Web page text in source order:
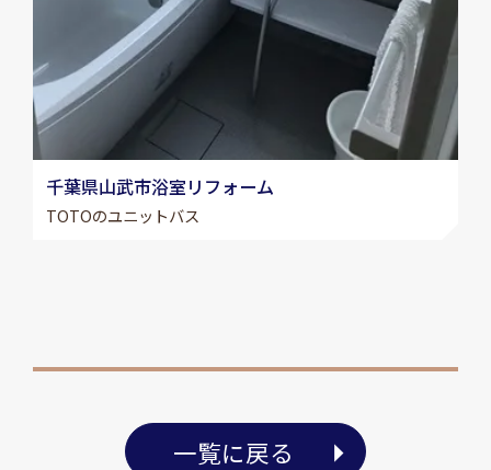
千葉県山武市浴室リフォーム
TOTOのユニットバス
一覧に戻る